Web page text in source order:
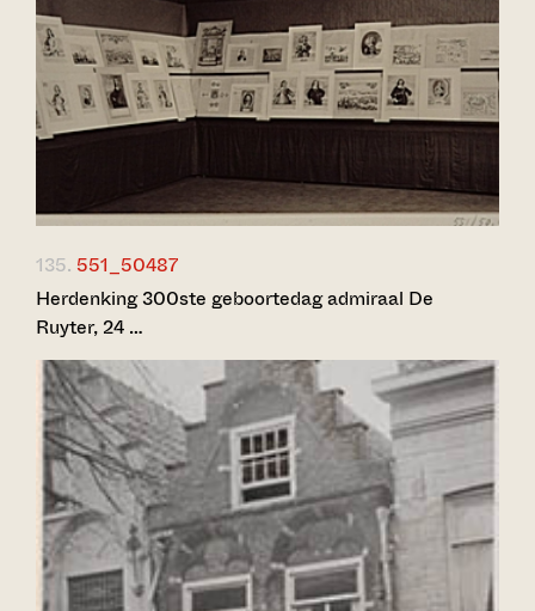
135. 551_50487
Herdenking 300ste geboortedag admiraal De
Ruyter, 24 …